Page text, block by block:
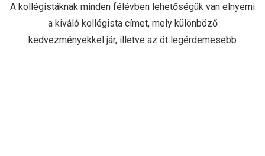
A kollégistáknak minden félévben lehetőségük van elnyerni
a kiváló kollégista címet, mely különböző
kedvezményekkel jár, illetve az öt legérdemesebb